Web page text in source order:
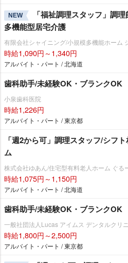
NEW
「福祉調理スタッフ」調
多機能型居宅介護
有限会社シャイニング/小規模多機能ホーム
時給1,090円～1,340円
アルバイト・パート / 北海道
歯科助手/未経験OK・ブランクOK
小泉歯科医院
時給1,226円
アルバイト・パート / 東京都
「週2から可」調理スタッフ/シフ
ム
株式会社ゆあん/住宅型有料老人ホーム ぐる
時給1,075円～1,150円
アルバイト・パート / 北海道
歯科助手/未経験OK・ブランクOK
一般社団法人Lucas アイムス デンタルクリ
時給1,800円～2,500円
アルバイト・パート / 東京都